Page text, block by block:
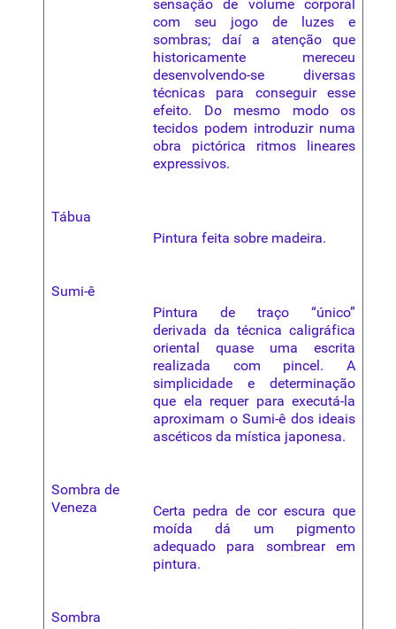
sensação de volume corporal
com seu jogo de luzes e
sombras; daí a atenção que
historicamente mereceu
desenvolvendo-se diversas
técnicas para conseguir esse
efeito. Do mesmo modo os
tecidos podem introduzir numa
obra pictórica ritmos lineares
expressivos.
Tábua
Pintura feita sobre madeira.
Sumi-ê
Pintura de traço “único”
derivada da técnica caligráfica
oriental quase uma escrita
realizada com pincel. A
simplicidade e determinação
que ela requer para executá-la
aproximam o Sumi-ê dos ideais
ascéticos da mística japonesa.
Sombra de
Veneza
Certa pedra de cor escura que
moída dá um pigmento
adequado para sombrear em
pintura.
Sombra